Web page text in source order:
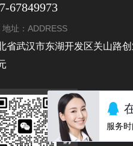
67849973
地址：ADDRESS
省武汉市东湖开发区关山路
扫码关注我们